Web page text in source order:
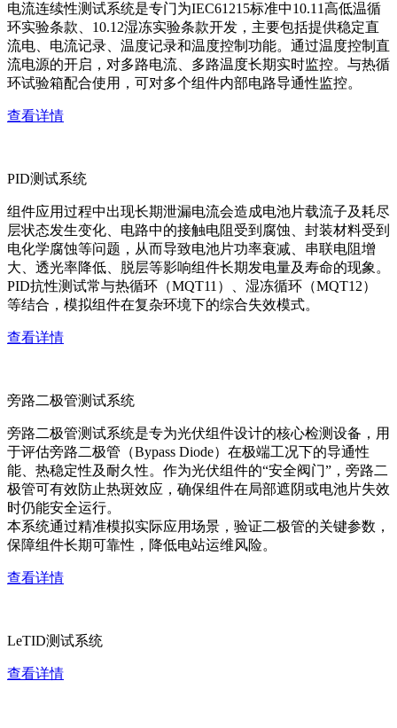
电流连续性测试系统是专门为IEC61215标准中10.11高低温循
环实验条款、10.12湿冻实验条款开发，主要包括提供稳定直
流电、电流记录、温度记录和温度控制功能。通过温度控制直
流电源的开启，对多路电流、多路温度长期实时监控。与热循
环试验箱配合使用，可对多个组件内部电路导通性监控。
查看详情
PID测试系统
组件应用过程中出现长期泄漏电流会造成电池片载流子及耗尽
层状态发生变化、电路中的接触电阻受到腐蚀、封装材料受到
电化学腐蚀等问题，从而导致电池片功率衰减、串联电阻增
大、透光率降低、脱层等影响组件长期发电量及寿命的现象。
PID抗性测试常与热循环（MQT11）、湿冻循环（MQT12）
等结合，模拟组件在复杂环境下的综合失效模式。
查看详情
旁路二极管测试系统
旁路二极管测试系统是专为光伏组件设计的核心检测设备，用
于评估旁路二极管（Bypass Diode）在极端工况下的导通性
能、热稳定性及耐久性。作为光伏组件的“安全阀门”，旁路二
极管可有效防止热斑效应，确保组件在局部遮阴或电池片失效
时仍能安全运行。
本系统通过精准模拟实际应用场景，验证二极管的关键参数，
保障组件长期可靠性，降低电站运维风险。
查看详情
LeTID测试系统
查看详情